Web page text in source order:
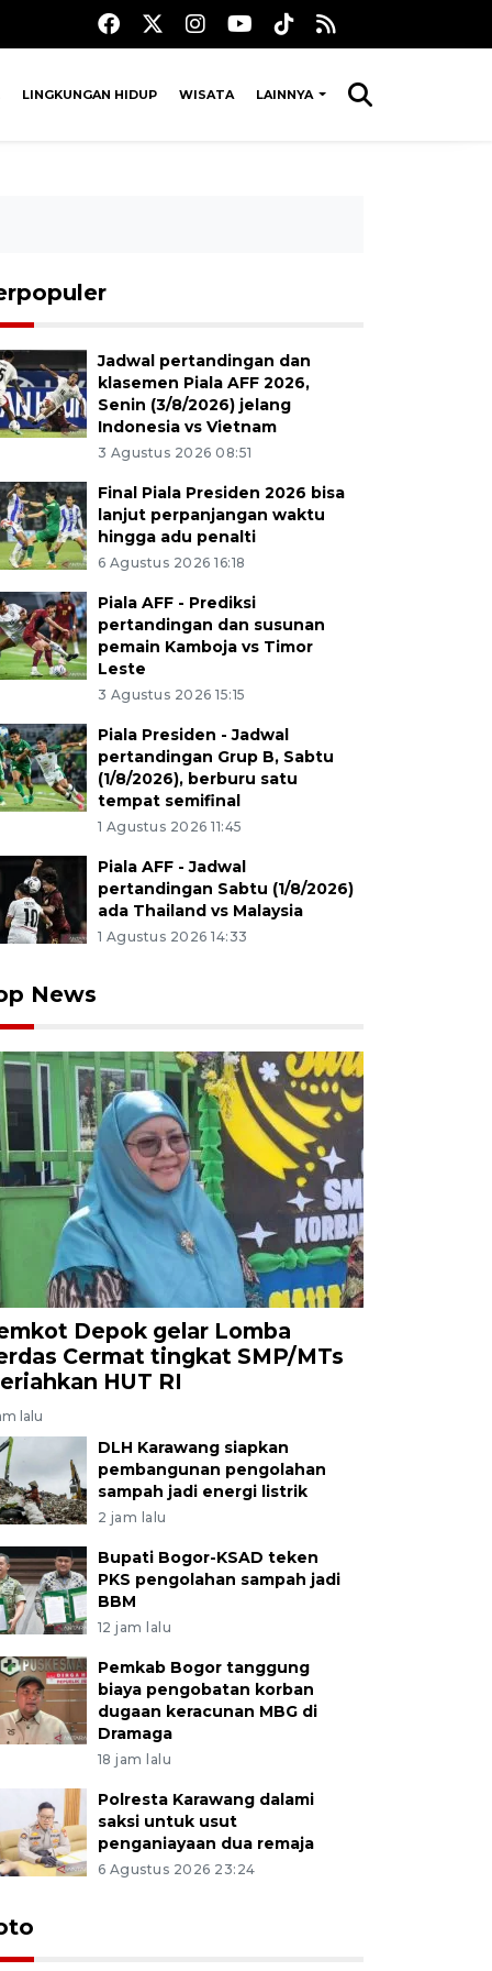
LINGKUNGAN HIDUP WISATA LAINNYA
Jadwal pertandingan dan
klasemen Piala AFF 2026,
Senin (3/8/2026) jelang
Indonesia vs Vietnam
3 Agustus 2026 08:51
Final Piala Presiden 2026 bisa
lanjut perpanjangan waktu
hingga adu penalti
6 Agustus 2026 16:18
Piala AFF - Prediksi
pertandingan dan susunan
pemain Kamboja vs Timor
Leste
3 Agustus 2026 15:15
Piala Presiden - Jadwal
pertandingan Grup B, Sabtu
(1/8/2026), berburu satu
tempat semifinal
1 Agustus 2026 11:45
Piala AFF - Jadwal
pertandingan Sabtu (1/8/2026)
ada Thailand vs Malaysia
1 Agustus 2026 14:33
News
Depok gelar Lomba
Cermat tingkat SMP/MTs
HUT RI
lalu
DLH Karawang siapkan
pembangunan pengolahan
sampah jadi energi listrik
2 jam lalu
Bupati Bogor-KSAD teken
PKS pengolahan sampah jadi
BBM
12 jam lalu
Pemkab Bogor tanggung
biaya pengobatan korban
dugaan keracunan MBG di
Dramaga
18 jam lalu
Polresta Karawang dalami
saksi untuk usut
penganiayaan dua remaja
6 Agustus 2026 23:24